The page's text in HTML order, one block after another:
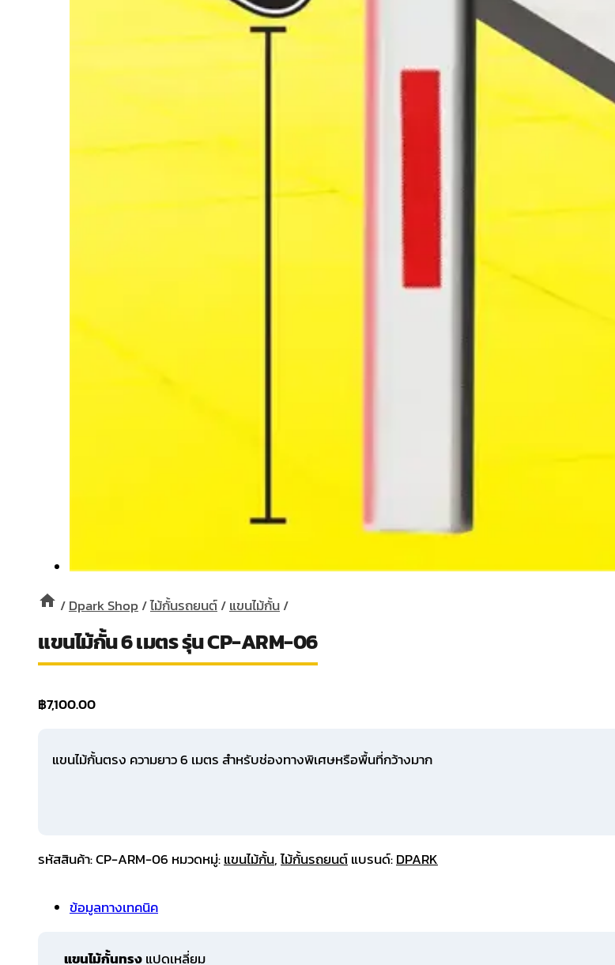
/Dpark Shop /ไม้กั้นรถยนต์/แขนไม้กั้น/
แขนไม้กั้น 6 เมตร รุ่น CP-ARM-06
฿7,100.00
แขนไม้กั้นตรง ความยาว 6 เมตร สำหรับช่องทางพิเศษหรือพื้นที่กว้างมาก
รหัสสินค้า:CP-ARM-06 หมวดหมู่:แขนไม้กั้น,ไม้กั้นรถยนต์แบรนด์:DPARK
ข้อมูลทางเทคนิค
แขนไม้กั้นทรงแปดเหลี่ยม